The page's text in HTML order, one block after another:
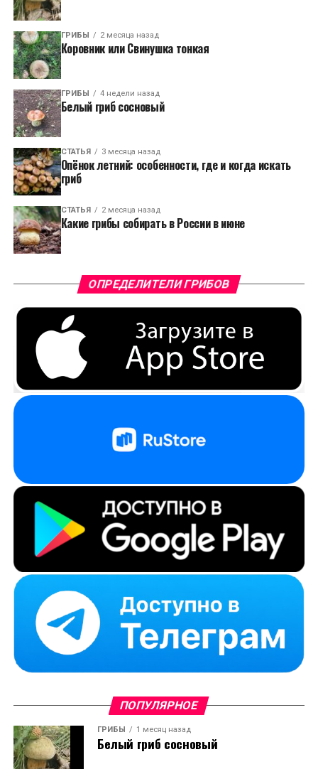
ГРИБЫ 2 месяца назад
Коровник или Свинушка тонкая
ГРИБЫ 4 недели назад
Белый гриб сосновый
СТАТЬЯ 3 месяца назад
Опёнок летний: особенности, где и когда искать
гриб
СТАТЬЯ 2 месяца назад
Какие грибы собирать в России в июне
ОПРЕДЕЛИТЕЛИ ГРИБОВ
ПОПУЛЯРНОЕ
ГРИБЫ 1 месяц назад
Белый гриб сосновый